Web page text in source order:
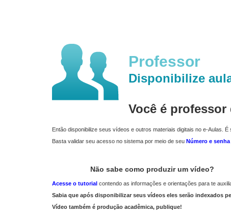
Professor
Disponibilize
Você é professor
Então disponibilize seus vídeos e outros materiais digitais no e-Aulas. É
Basta validar seu acesso no sistema por meio de seu Número e senha
Não sabe como produzir um vídeo?
Acesse o tutorial contendo as informações e orientações para te
Sabia que após disponibilizar seus vídeos eles serão indexados
Vídeo também é produção acadêmica, publique!